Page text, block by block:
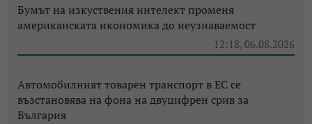
Бумът на изкуствения интелект променя
американската икономика до неузнаваемост
12:18, 06.08.2026
Автомобилният товарен транспорт в ЕС се
възстановява на фона на двуцифрен срив за
България